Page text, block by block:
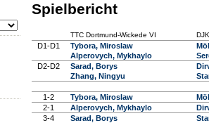
Spielbericht
TTC Dortmund-Wickede VI
D1-D1
Tybora, Miroslaw
Alperovych, Mykhaylo
D2-D2
Sarad, Borys
Zhang, Ningyu
1-2 Tybora, Miroslaw
2-1
Alperovych, Mykhaylo
3-4
Sarad, Borys